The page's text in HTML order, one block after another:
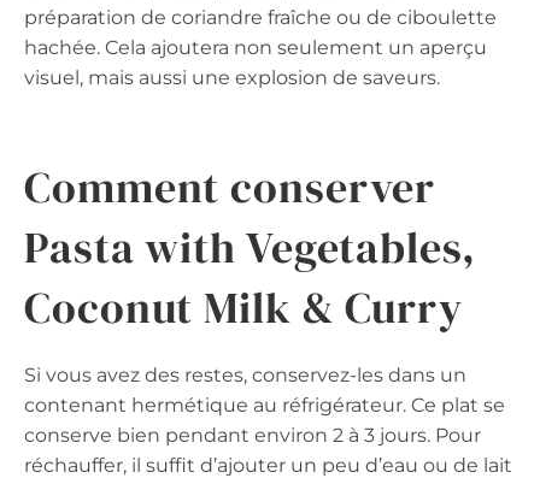
préparation de coriandre fraîche ou de ciboulette
hachée. Cela ajoutera non seulement un aperçu
visuel, mais aussi une explosion de saveurs.
Comment conserver
Pasta with Vegetables,
Coconut Milk & Curry
Si vous avez des restes, conservez-les dans un
contenant hermétique au réfrigérateur. Ce plat se
conserve bien pendant environ 2 à 3 jours. Pour
réchauffer, il suffit d’ajouter un peu d’eau ou de lait